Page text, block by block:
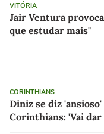
VITÓRIA
Jair Ventura
que estudar mais"
CORINTHIANS
Diniz se diz
Corinthians: 'Vai